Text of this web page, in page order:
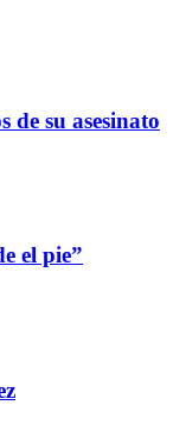
de su asesinato
el pie”